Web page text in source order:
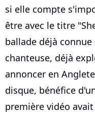
si elle compte
être avec le titre
ballade déjà
chanteuse, déjà
annoncer en
disque, bénéfice
première vidéo